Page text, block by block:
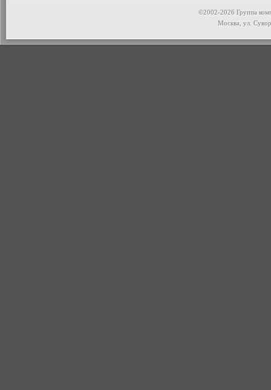
©2002-2026 Группа
Москва, ул.